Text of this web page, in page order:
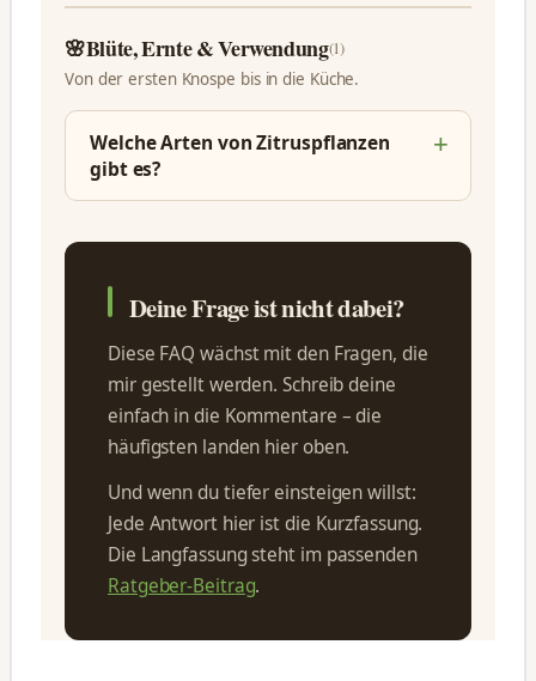
🌸Blüte, Ernte & Verwendung(1)
Von der ersten Knospe bis in die Küche.
Welche Arten von Zitruspflanzen
gibt es?
Deine Frage ist nicht dabei?
Diese FAQ wächst mit den Fragen, die
mir gestellt werden. Schreib deine
einfach in die Kommentare – die
häufigsten landen hier oben.
Und wenn du tiefer einsteigen willst:
Jede Antwort hier ist die Kurzfassung.
Die Langfassung steht im passenden
Ratgeber-Beitrag.